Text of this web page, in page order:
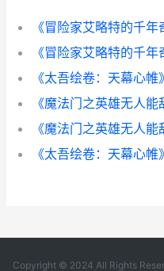
Copyright © 2024 All Rights